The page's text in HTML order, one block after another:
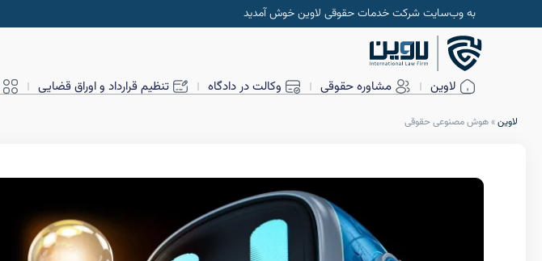
به وب‌سایت شرکت خدمات حقوقی لاوین خوش آمدید
لاوین مشاوره حقوقی وکالت در دادگاه تنظیم قرارداد و اوراق قضایی
لاوین»هوش مصنوعی حقوقی